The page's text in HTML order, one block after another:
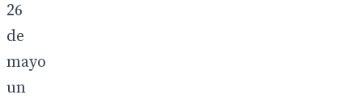
26
de
mayo
un